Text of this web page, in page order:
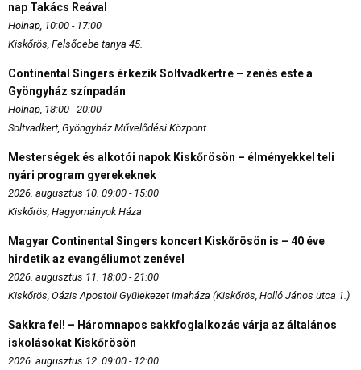
nap Takács Reával
Holnap, 10:00 - 17:00
Kiskőrös, Felsőcebe tanya 45.
Continental Singers érkezik Soltvadkertre – zenés este a
Gyöngyház színpadán
Holnap, 18:00 - 20:00
Soltvadkert, Gyöngyház Művelődési Központ
Mesterségek és alkotói napok Kiskőrösön – élményekkel teli
nyári program gyerekeknek
2026. augusztus 10. 09:00 - 15:00
Kiskőrös, Hagyományok Háza
Magyar Continental Singers koncert Kiskőrösön is – 40 éve
hirdetik az evangéliumot zenével
2026. augusztus 11. 18:00 - 21:00
Kiskőrös, Oázis Apostoli Gyülekezet imaháza (Kiskőrös, Holló János utca 1.)
Sakkra fel! – Háromnapos sakkfoglalkozás várja az általános
iskolásokat Kiskőrösön
2026. augusztus 12. 09:00 - 12:00